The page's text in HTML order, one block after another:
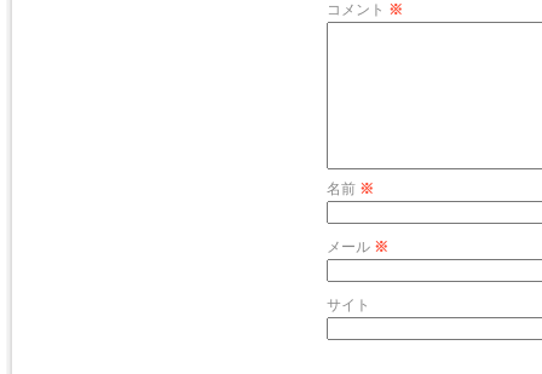
コメント ※
名前 ※
メール ※
サイト